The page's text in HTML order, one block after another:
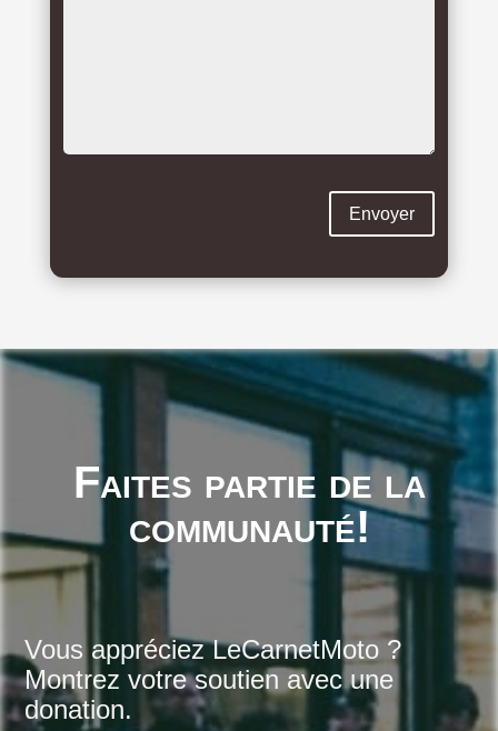
Faites partie de la
communauté!
Vous appréciez LeCarnetMoto ?
Montrez votre soutien avec une
donation.